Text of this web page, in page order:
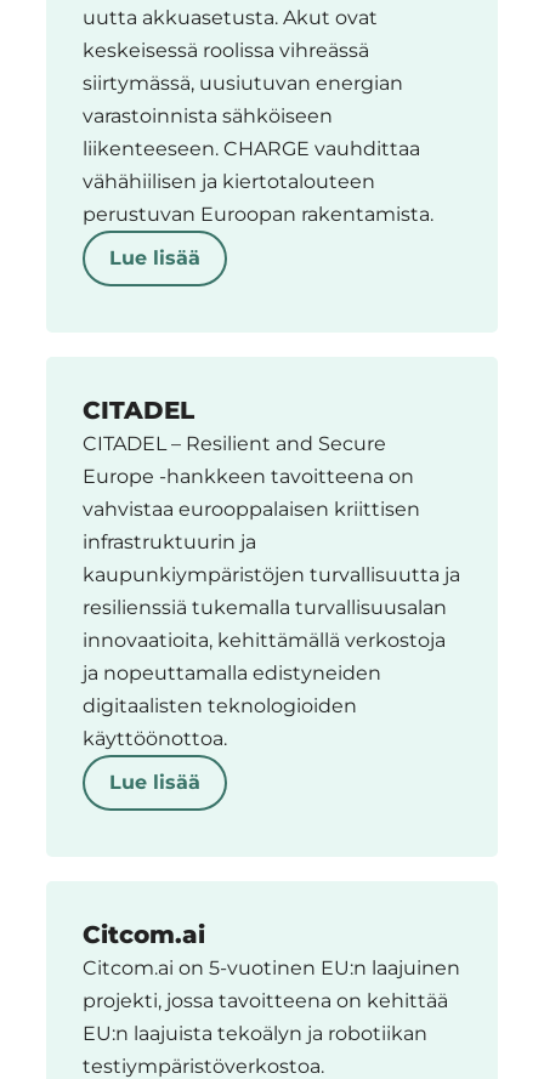
uutta akkuasetusta. Akut ovat
keskeisessä roolissa vihreässä
siirtymässä, uusiutuvan energian
varastoinnista sähköiseen
liikenteeseen. CHARGE vauhdittaa
vähähiilisen ja kiertotalouteen
perustuvan Euroopan rakentamista.
Lue lisää
CITADEL
CITADEL – Resilient and Secure
Europe -hankkeen tavoitteena on
vahvistaa eurooppalaisen kriittisen
infrastruktuurin ja
kaupunkiympäristöjen turvallisuutta ja
resilienssiä tukemalla turvallisuusalan
innovaatioita, kehittämällä verkostoja
ja nopeuttamalla edistyneiden
digitaalisten teknologioiden
käyttöönottoa.
Lue lisää
Citcom.ai
Citcom.ai on 5-vuotinen EU:n laajuinen
projekti, jossa tavoitteena on kehittää
EU:n laajuista tekoälyn ja robotiikan
testiympäristöverkostoa.